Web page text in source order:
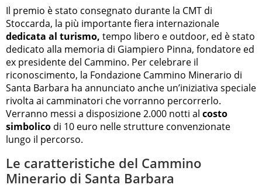
Il premio è stato consegnato durante la CMT di
Stoccarda, la più importante fiera internazionale
dedicata al turismo, tempo libero e outdoor, ed è stato
dedicato alla memoria di Giampiero Pinna, fondatore ed
ex presidente del Cammino. Per celebrare il
riconoscimento, la Fondazione Cammino Minerario di
Santa Barbara ha annunciato anche un’iniziativa speciale
rivolta ai camminatori che vorranno percorrerlo.
Verranno messi a disposizione 2.000 notti al costo
simbolico di 10 euro nelle strutture convenzionate
lungo il percorso.
Le caratteristiche del Cammino
Minerario di Santa Barbara